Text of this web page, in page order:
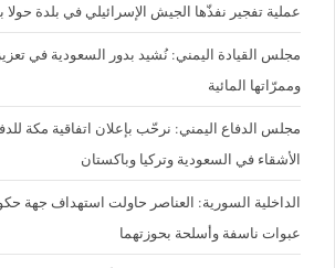
عملية تفجير نفذّها الجيش الإسرائيلي في بلدة
مجلس القيادة اليمني: نُشيد بدور السعودية في
وممرّاتها المائية
مجلس الدفاع اليمني: نرحّب بإعلان اتفاقية مكة
الأشقاء في السعودية وتركيا وباكستان
الداخلية السورية: العناصر حاولت استهداف جهة
عبوات ناسفة وأسلحة بحوزتهما